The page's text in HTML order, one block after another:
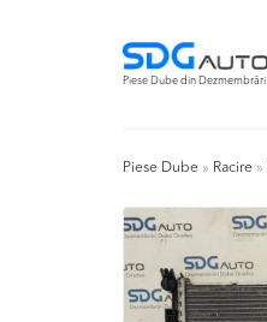
Piese Dube din Dezmembrări
Piese Dube » Racire »